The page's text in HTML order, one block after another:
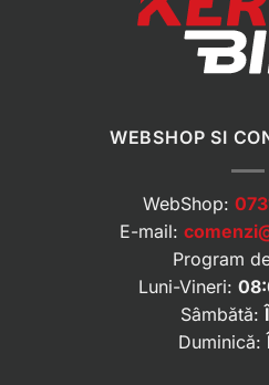
WEBSHOP SI
WebShop:
E-mail:
Program
Luni-Vineri:
Sâmbătă:
Duminică: